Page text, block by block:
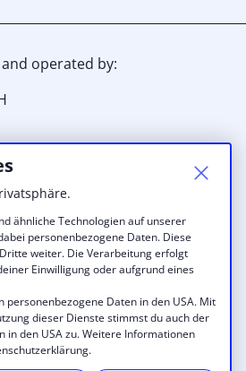
ähnliche Technologien auf unserer
personenbezogene Daten. Diese
weiter. Die Verarbeitung erfolgt
Einwilligung oder aufgrund eines
personenbezogene Daten in den USA. Mit
dieser Dienste stimmst du auch der
in den USA zu. Weitere Informationen
operated by:
or US: +1 (415) 992 7036
110149 B
Alexander Lang, Thilo Utke